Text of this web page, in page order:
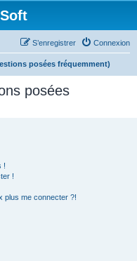
Connexion
S’enregistrer
posées fréquemment)
posées
!
!
plus me connecter ?!